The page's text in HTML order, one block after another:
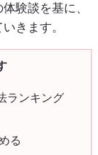
験談を基に、
きます。
ランキング
る